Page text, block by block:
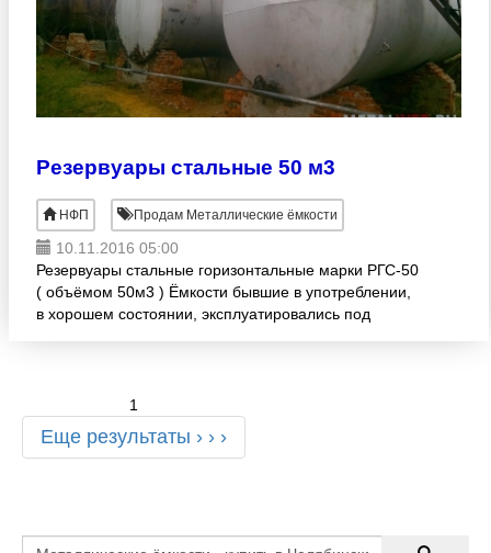
Резервуары стальные 50 м3
НФП Продам Металлические ёмкости
10.11.2016 05:00
Резервуары стальные горизонтальные марки РГС-50
( объёмом 50м3 ) Ёмкости бывшие в употреблении,
в хорошем состоянии, эксплуатировались под
1
Еще результаты › › ›